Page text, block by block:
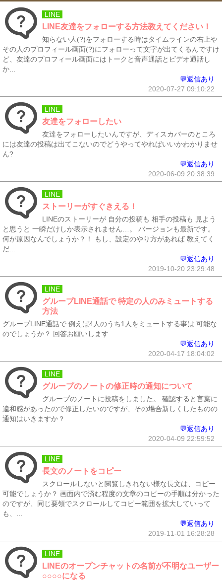
LINE
LINE友達をフォローする方法教えてください！
知らない人(?)をフォローする時はタイムラインの右上や
その人のプロフィール画面(?)にフォローって文字が出てくるんですけ
ど、友達のプロフィール画面にはトークと音声通話とビデオ通話し
か...
💬返信あり
2020-07-27 09:10:22
LINE
友達をフォローしたい
友達をフォローしたいんですが、ディスカバーのところ
には友達の投稿は出てこないのでどうやってやればいいかわかりませ
ん?
💬返信あり
2020-06-09 20:38:39
LINE
ストーリーがすぐきえる！
LINEのストーリーが 自分の投稿も 相手の投稿も 見よう
と思うと 一瞬だけしか表示されません…。 バージョンも最新です。
何が原因なんでしょうか？！ もし、設定のやり方があれば 教えてく
だ...
💬返信あり
2019-10-20 23:29:48
LINE
グループLINE通話で 特定の人のみミュートする
方法
グループLINE通話で 例えば4人のうち1人をミュートする事は 可能な
のでしょうか？ 回答お願いします
💬返信あり
2020-04-17 18:04:02
LINE
グループのノートの修正時の通知について
グループのノートに投稿をしました。 確認すると言葉に
違和感があったので修正したいのですが、その場合新しくしたものの
通知はいきますか？
💬返信あり
2020-04-09 22:59:52
LINE
長文のノートをコピー
スクロールしないと閲覧しきれない様な長文は、コピー
可能でしょうか？ 画面内で済む程度の文章のコピーの手順は分かった
のですが、同じ要領でスクロールしてコピー範囲を拡大していって
も、...
💬返信あり
2019-11-01 16:28:28
LINE
LINEのオープンチャットの名前が不明なユーザー
○○○○になる